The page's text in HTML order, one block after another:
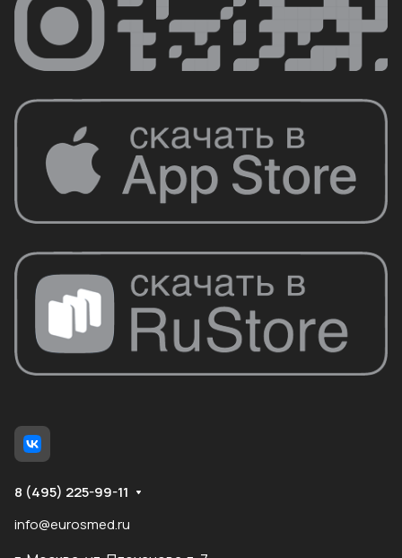
8 (495) 225-99-11
info@eurosmed.ru